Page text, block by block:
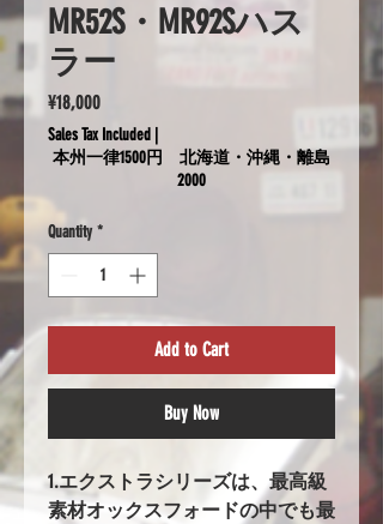
MR52S・MR92Sハス
ラー
¥18,000Price
Sales Tax Included
本州一律1500円 北海道・沖縄・離島
2000
Quantity *
Add to Cart
Buy Now
1.エクストラシリーズは、最高級
素材オックスフォードの中でも最